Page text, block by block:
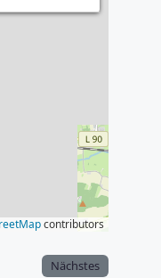
contributors
Nächstes